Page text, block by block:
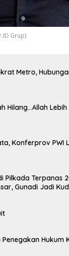
Grup)
Metro,
Hilang…Allah
Konferprov PWI
Pilkada Terpanas
Gunadi Jadi
Hukum